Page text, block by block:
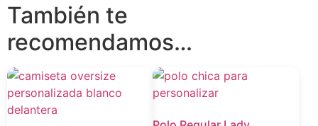
También te
recomendamos…